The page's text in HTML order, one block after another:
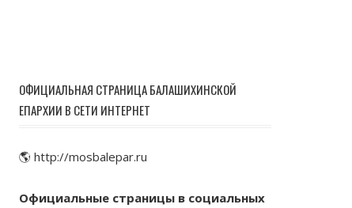
ОФИЦИАЛЬНАЯ СТРАНИЦА БАЛАШИХИНСКОЙ
ЕПАРХИИ В СЕТИ ИНТЕРНЕТ
🌎 http://mosbalepar.ru
Официальные страницы в социальных